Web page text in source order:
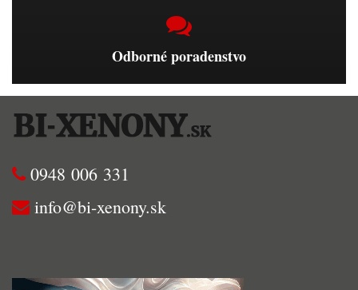
Odborné poradenstvo
0948 006 331
info@bi-xenony.sk